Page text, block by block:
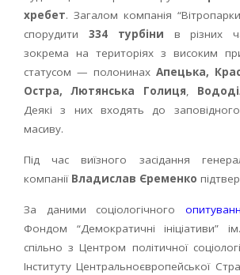
хребет. Загалом компанія
спорудити 334 турбіни в різних
зокрема на територіях з високим
статусом — полонинах Апецька,
Остра, Лютянська Голиця,
Деякі з них входять до
масиву.
Під час виїзного засідання
компанії Владислав Єременко
За даними соціологічного
Фондом “Демократичні ініціативи”
спільно з Центром політичної
Інституту Центральноєвропейської